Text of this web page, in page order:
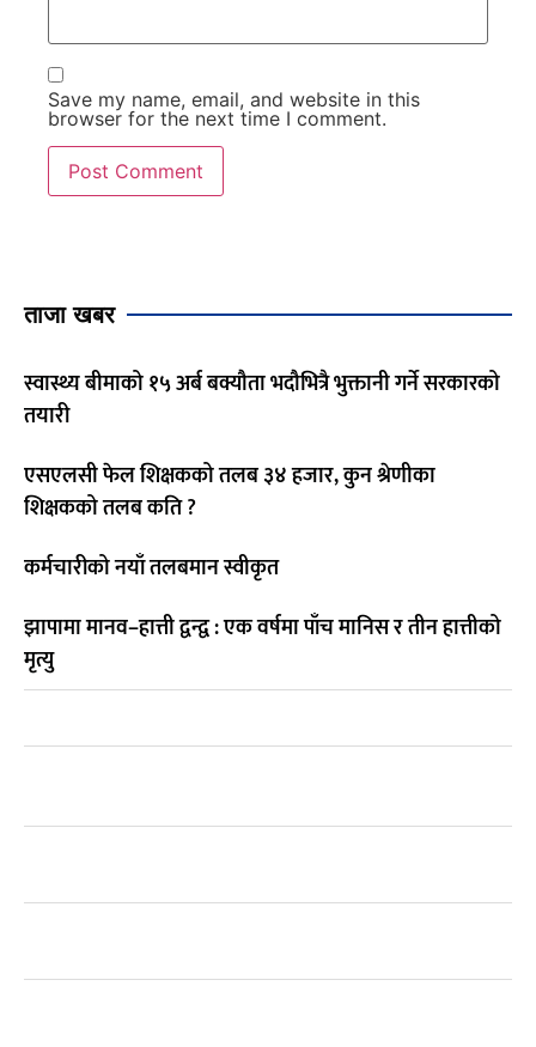
Save my name, email, and website in this
browser for the next time I comment.
ताजा खबर
स्वास्थ्य बीमाको १५ अर्ब बक्यौता भदौभित्रै भुक्तानी गर्ने सरकारको
तयारी
एसएलसी फेल शिक्षकको तलब ३४ हजार, कुन श्रेणीका
शिक्षकको तलब कति ?
कर्मचारीको नयाँ तलबमान स्वीकृत
झापामा मानव–हात्ती द्वन्द्व : एक वर्षमा पाँच मानिस र तीन हात्तीको
मृत्यु